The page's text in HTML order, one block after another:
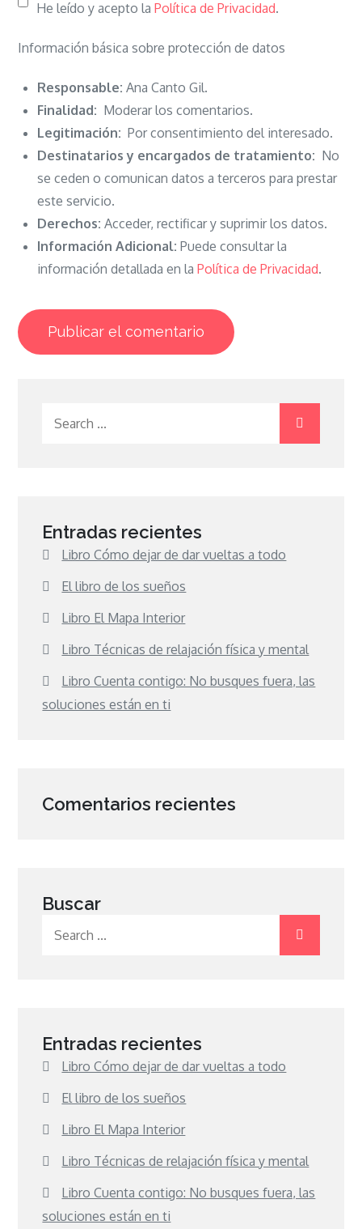
He leído y acepto laPolítica de Privacidad.
Información básica sobre protección de datos
Responsable: Ana Canto Gil.
Finalidad: Moderar los comentarios.
Legitimación: Por consentimiento del interesado.
Destinatarios y encargados de tratamiento: No
se ceden o comunican datos a terceros para prestar
este servicio.
Derechos: Acceder, rectificar y suprimir los datos.
Información Adicional: Puede consultar la
información detallada en laPolítica de Privacidad.
Entradas recientes
Libro Cómo dejar de dar vueltas a todo
El libro de los sueños
Libro El Mapa Interior
Libro Técnicas de relajación física y mental
Libro Cuenta contigo: No busques fuera, las
soluciones están en ti
Comentarios recientes
Buscar
Entradas recientes
Libro Cómo dejar de dar vueltas a todo
El libro de los sueños
Libro El Mapa Interior
Libro Técnicas de relajación física y mental
Libro Cuenta contigo: No busques fuera, las
soluciones están en ti